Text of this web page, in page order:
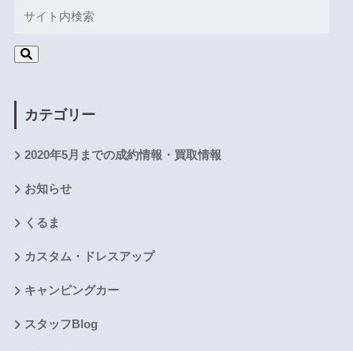
カテゴリー
2020年5月までの成約情報・買取情報
お知らせ
くるま
カスタム・ドレスアップ
キャンピングカー
スタッフBlog